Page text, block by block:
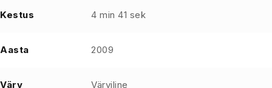
Kestus 4 min 41 sek
Aasta 2009
Värv Värviline